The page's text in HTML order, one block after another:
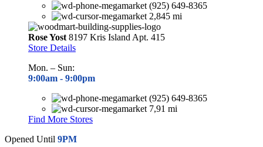
(925) 649-8365
2,845 mi
Rose Yost 8197 Kris Island Apt. 415
Store Details
Mon. – Sun:
9:00am - 9:00pm
(925) 649-8365
7,91 mi
Find More Stores
Opened Until 9PM